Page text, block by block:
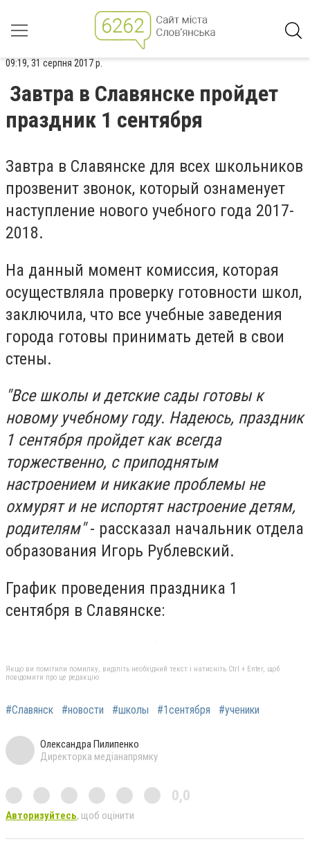
09:19, 31 серпня 2017 р.
Завтра в Славянске пройдет
праздник 1 сентября
Завтра в Славянске для всех школьников
прозвенит звонок, который ознаменует
наступление нового учебного года 2017-
2018.
На данный момент комиссия, которая
осуществляла проверку готовности школ,
заключила, что все учебные заведения
города готовы принимать детей в свои
стены.
"Все школы и детские сады готовы к
новому учебному году. Надеюсь, праздник
1 сентября пройдет как всегда
торжественно, с приподнятым
настроением и никакие проблемы не
охмурят и не испортят настроение детям,
родителям"- рассказал начальник отдела
образования Игорь Рублевский.
График проведения праздника 1
сентября в Славянске:
Якщо ви помітили помилку, виділіть необхідний текст і натисніть Ctrl + Enter, щоб
повідомити про це редакцію
#Славянск #новости #школы #1сентября #ученики
Олександра Пилипенко
Директорка медіанапрямку
0,0
Авторизуйтесь, щоб оцінити